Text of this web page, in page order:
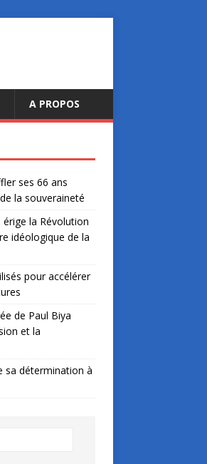
A PROPOS
ses 66 ans
la souveraineté
la Révolution
idéologique de la
pour accélérer
de Paul Biya
et la
sa détermination à